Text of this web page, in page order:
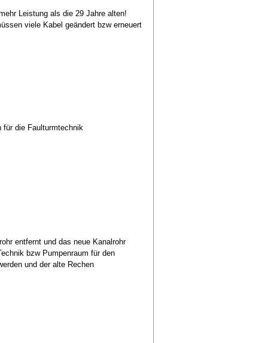
Leistung als die 29 Jahre alten!
viele Kabel geändert bzw erneuert
für die Faulturmtechnik
entfernt und das neue Kanalrohr
bzw Pumpenraum für den
und der alte Rechen